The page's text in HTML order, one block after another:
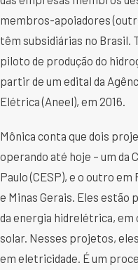
membros-apoiadores
têm subsidiárias no
piloto de produção do
partir de um edital da
Elétrica (Aneel), em 2016.
Mônica conta que dois
operando até hoje – um da
Paulo (CESP), e o outro
e Minas Gerais. Eles
da energia hidrelétrica, em
solar. Nesses projetos,
em eletricidade. É um